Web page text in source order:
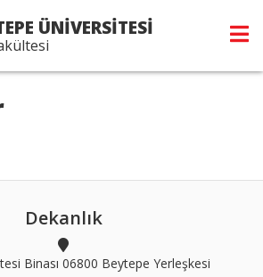
ÜNİVERSİTESİ
Dekanlık
Binası 06800 Beytepe Yerleşkesi